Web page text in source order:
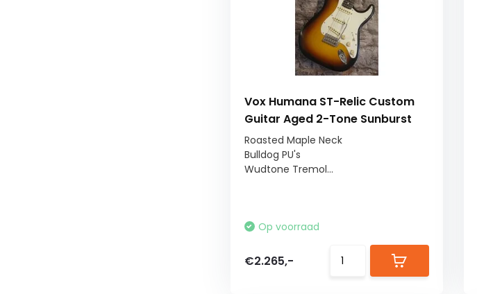
Vox Humana ST-Relic Custom
Guitar Aged 2-Tone Sunburst
Roasted Maple Neck
Bulldog PU's
Wudtone Tremol...
Op voorraad
€2.265,-